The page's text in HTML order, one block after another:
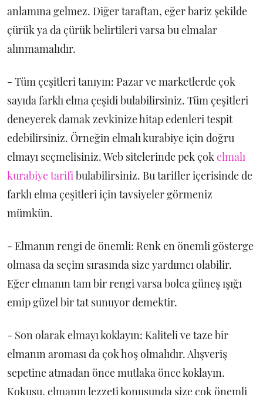
anlamına gelmez. Diğer taraftan, eğer bariz şekilde
çürük ya da çürük belirtileri varsa bu elmalar
alınmamalıdır.
- Tüm çeşitleri tanıyın: Pazar ve marketlerde çok
sayıda farklı elma çeşidi bulabilirsiniz. Tüm çeşitleri
deneyerek damak zevkinize hitap edenleri tespit
edebilirsiniz. Örneğin elmalı kurabiye için doğru
elmayı seçmelisiniz. Web sitelerinde pek çokelmalı
kurabiye tarifibulabilirsiniz. Bu tarifler içerisinde de
farklı elma çeşitleri için tavsiyeler görmeniz
mümkün.
- Elmanın rengi de önemli: Renk en önemli gösterge
olmasa da seçim sırasında size yardımcı olabilir.
Eğer elmanın tam bir rengi varsa bolca güneş ışığı
emip güzel bir tat sunuyor demektir.
- Son olarak elmayı koklayın: Kaliteli ve taze bir
elmanın aroması da çok hoş olmalıdır. Alışveriş
sepetine atmadan önce mutlaka önce koklayın.
Kokusu, elmanın lezzeti konusunda size çok önemli